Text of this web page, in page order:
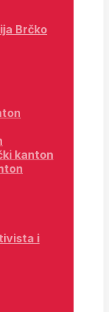
Brčko
kanton
i